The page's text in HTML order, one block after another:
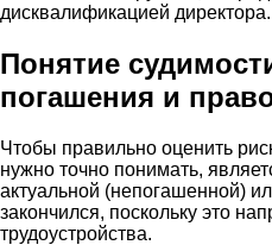
дисквалификацией директора.
Понятие
погашения и
Чтобы правильно оценить
нужно точно понимать,
актуальной (непогашенной)
закончился, поскольку это
трудоустройства.